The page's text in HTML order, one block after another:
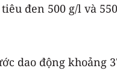
đen 500 g/l và
dao động khoảng